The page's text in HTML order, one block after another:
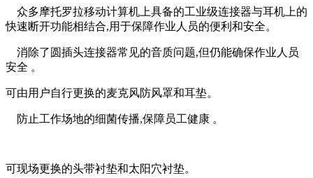
众多摩托罗拉移动计算机上具备的工业级连接器与耳机上的
快速断开功能相结合,用于保障作业人员的便利和安全。
消除了圆插头连接器常见的音质问题,但仍能确保作业人员
安全 。
可由用户自行更换的麦克风防风罩和耳垫。
防止工作场地的细菌传播,保障员工健康 。
可现场更换的头带衬垫和太阳穴衬垫。